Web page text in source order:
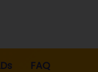
FAQ